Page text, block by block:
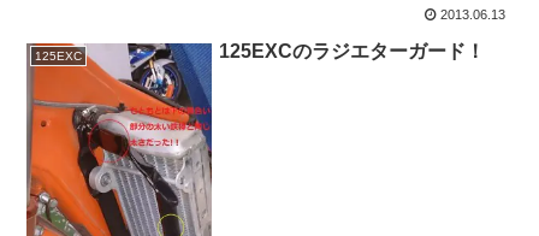
2013.06.13
125EXC 125EXCのラジエターガード！